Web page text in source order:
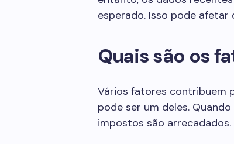
esperado. Isso pode
Quais são os
Vários fatores contribuem
pode ser um deles.
impostos são arrecadados.